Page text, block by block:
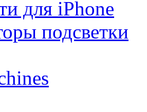
для iPhone
подсветки